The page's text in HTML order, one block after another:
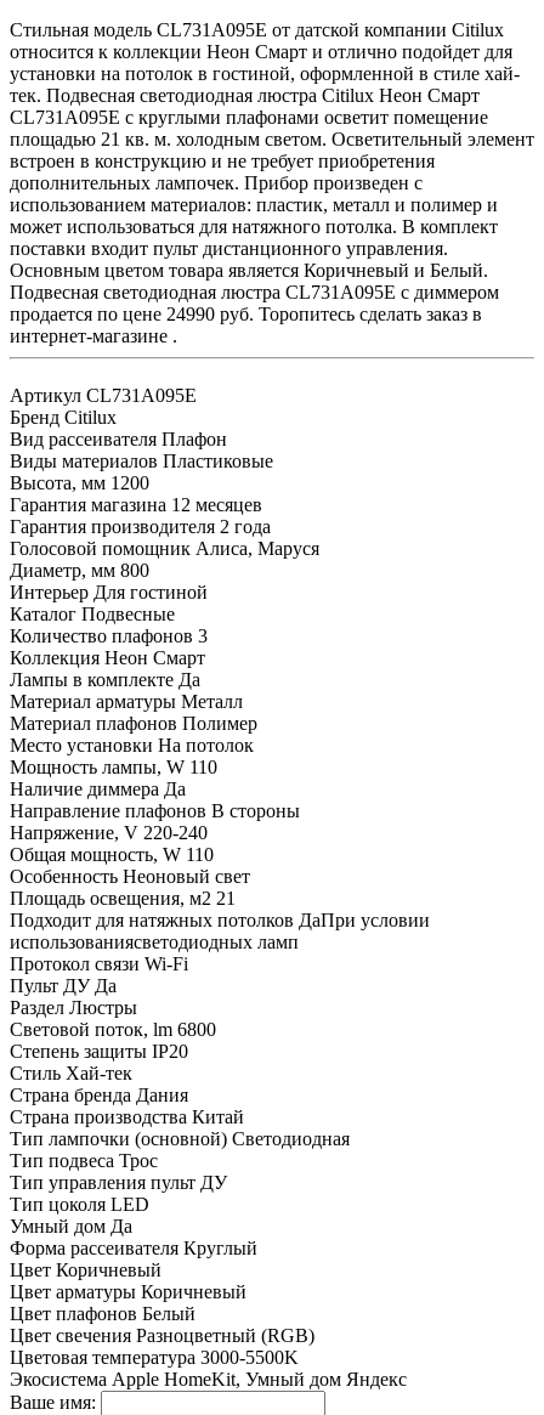
Стильная модель CL731A095E от датской компании Citilux
относится к коллекции Неон Смарт и отлично подойдет для
установки на потолок в гостиной, оформленной в стиле хай-
тек. Подвесная светодиодная люстра Citilux Неон Смарт
CL731A095E с круглыми плафонами осветит помещение
площадью 21 кв. м. холодным светом. Осветительный элемент
встроен в конструкцию и не требует приобретения
дополнительных лампочек. Прибор произведен с
использованием материалов: пластик, металл и полимер и
может использоваться для натяжного потолка. В комплект
поставки входит пульт дистанционного управления.
Основным цветом товара является Коричневый и Белый.
Подвесная светодиодная люстра CL731A095E с диммером
продается по цене 24990 руб. Торопитесь сделать заказ в
интернет-магазине .
Артикул CL731A095E
Бренд Citilux
Вид рассеивателя Плафон
Виды материалов Пластиковые
Высота, мм 1200
Гарантия магазина 12 месяцев
Гарантия производителя 2 года
Голосовой помощник Алиса, Маруся
Диаметр, мм 800
Интерьер Для гостиной
Каталог Подвесные
Количество плафонов 3
Коллекция Неон Смарт
Лампы в комплекте Да
Материал арматуры Металл
Материал плафонов Полимер
Место установки На потолок
Мощность лампы, W 110
Наличие диммера Да
Направление плафонов В стороны
Напряжение, V 220-240
Общая мощность, W 110
Особенность Неоновый свет
Площадь освещения, м2 21
Подходит для натяжных потолков ДаПри условии
использованиясветодиодных ламп
Протокол связи Wi-Fi
Пульт ДУ Да
Раздел Люстры
Световой поток, lm 6800
Степень защиты IP20
Стиль Хай-тек
Страна бренда Дания
Страна производства Китай
Тип лампочки (основной) Светодиодная
Тип подвеса Трос
Тип управления пульт ДУ
Тип цоколя LED
Умный дом Да
Форма рассеивателя Круглый
Цвет Коричневый
Цвет арматуры Коричневый
Цвет плафонов Белый
Цвет свечения Разноцветный (RGB)
Цветовая температура 3000-5500K
Экосистема Apple HomeKit, Умный дом Яндекс
Ваше имя: